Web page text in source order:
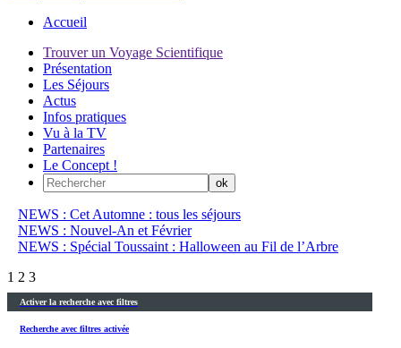
Accueil
Trouver un Voyage Scientifique
Présentation
Les Séjours
Actus
Infos pratiques
Vu à la TV
Partenaires
Le Concept !
NEWS : Cet Automne : tous les séjours
NEWS : Nouvel-An et Février
NEWS : Spécial Toussaint : Halloween au Fil de l’Arbre
1 2 3
Activer la recherche avec filtres
Recherche avec filtres activée